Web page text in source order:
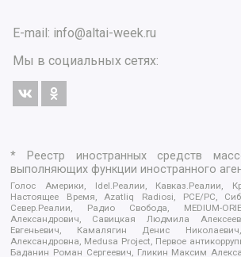
E-mail: info@altai-week.ru
Мы в социальных сетях:
* Реестр иностранных средств
выполняющих функции иностранного
Голос Америки, Idel.Реалии, Кавказ.Реалии,
Настоящее Время, Azatliq Radiosi, PCE/PC,
Север.Реалии, Радио Свобода, MEDIUM-
Александрович, Савицкая Людмила
Евгеньевич, Камалягин Денис
Александровна, Medusa Project, Первое
Баданин Роман Сергеевич, Гликин Максим